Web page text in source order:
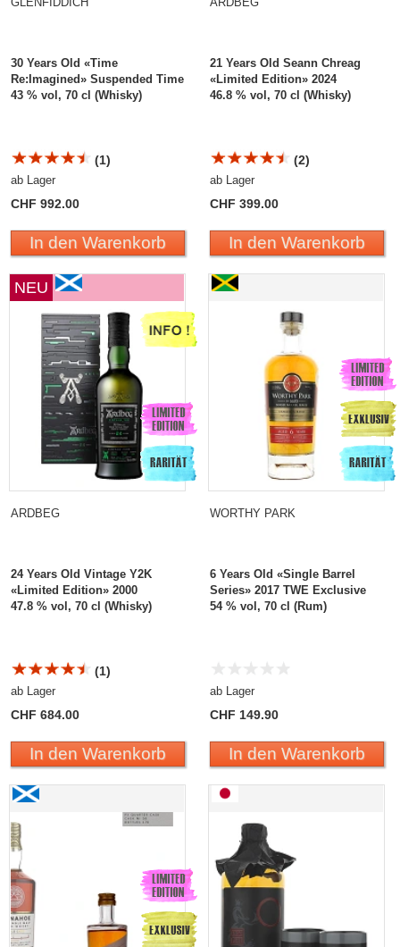
30 Years Old «Time
Re:Imagined» Suspended Time
43 % vol, 70 cl (Whisky)
(1)
ab Lager
CHF 992.00
In den Warenkorb
21 Years Old Seann Chreag
«Limited Edition» 2024
46.8 % vol, 70 cl (Whisky)
(2)
ab Lager
CHF 399.00
In den Warenkorb
NEU
ARDBEG
24 Years Old Vintage Y2K
«Limited Edition» 2000
47.8 % vol, 70 cl (Whisky)
(1)
ab Lager
CHF 684.00
In den Warenkorb
WORTHY PARK
6 Years Old «Single Barrel
Series» 2017 TWE Exclusive
54 % vol, 70 cl (Rum)
ab Lager
CHF 149.90
In den Warenkorb